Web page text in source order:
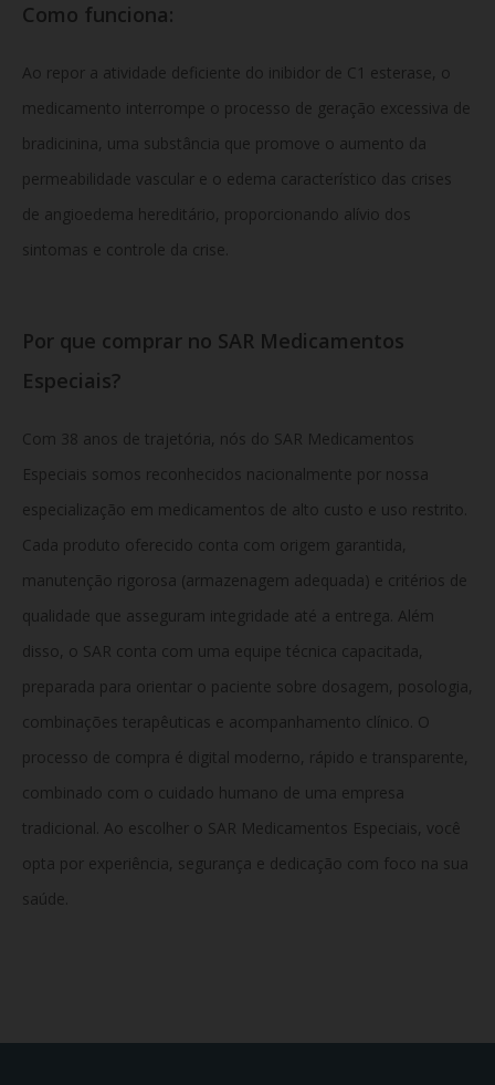
Como funciona:
Ao repor a atividade deficiente do inibidor de C1 esterase, o
medicamento interrompe o processo de geração excessiva de
bradicinina, uma substância que promove o aumento da
permeabilidade vascular e o edema característico das crises
de angioedema hereditário, proporcionando alívio dos
sintomas e controle da crise.
Por que comprar no SAR Medicamentos
Especiais?
Com 38 anos de trajetória, nós do SAR Medicamentos
Especiais somos reconhecidos nacionalmente por nossa
especialização em medicamentos de alto custo e uso restrito.
Cada produto oferecido conta com origem garantida,
manutenção rigorosa (armazenagem adequada) e critérios de
qualidade que asseguram integridade até a entrega. Além
disso, o SAR conta com uma equipe técnica capacitada,
preparada para orientar o paciente sobre dosagem, posologia,
combinações terapêuticas e acompanhamento clínico. O
processo de compra é digital moderno, rápido e transparente,
combinado com o cuidado humano de uma empresa
tradicional. Ao escolher o SAR Medicamentos Especiais, você
opta por experiência, segurança e dedicação com foco na sua
saúde.